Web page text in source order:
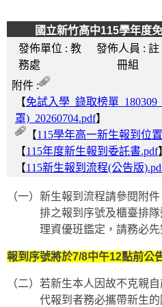
國立新竹高中115學年度
發佈單位 : 教
務處
發佈人員 : 註
冊組
附件 :
【免試入學_錄取榜單
罩)_20260704.pdf】
【115學年高一新生報到位
【115年度新生報到委託書.pdf
【115新生報到流程(公告版
（一）新生報到流程請參閱附件
排之報到序號及櫃臺排
理資優班鑑定，請務必
報到序號將於7/8中午12點前公
（二）若新生本人因故不克親
代報到者務必攜帶新生